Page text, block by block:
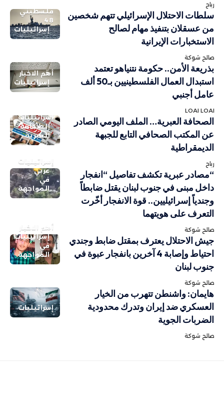
رباح
فلسطيني
48
إسرائيليات
سلطات الاحتلال الإسرائيلي تتهم شخصين
من عسقلان بتنفيذ مهام لصالح
الاستخبارات الإيرانية
صالح شوكة
أهم الاخبار
إسرائيليات
بذريعة الأمن.. حكومة نتنياهو تعتمد
استبدال العمال الفلسطينيين بـ50 ألف
عامل أجنبي
LOAI LOAI
إسرائيليات
الصحافة
العبرية
الصحافة العبرية… الملف اليومي الصادر
عن المكتب الصحافي التابع للجبهة
الديمقراطية
رباح
إسرائيليات
عربي
في
المواجهة
“مصادر عبرية تكشف تفاصيل “انفجار
داخل مبنى في جنوب لبنان يقتل ضابطاً
وجندياً إسرائيليين.. قوة الانفجار أخّرت
التعرف على هويتهما
صالح شوكة
أهم الاخبار
إسرائيليات
في
المواجهة
جيش الاحتلال يعترف بمقتل ضابط وجندي
احتياط وإصابة 4 آخرين بانفجار عبوة في
جنوب لبنان
صالح شوكة
إسرائيليات
هايمان: واشنطن تتهرب من الخيار
العسكري ضد إيران وتدرك محدودية
الضربات الجوية
صالح شوكة